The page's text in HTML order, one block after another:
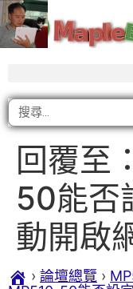
回覆至
50能否
動開啟
› 論壇總覽 ›